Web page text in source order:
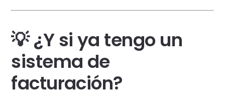
💡 ¿Y si ya tengo un
sistema de
facturación?